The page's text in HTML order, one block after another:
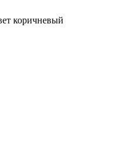
коричневый